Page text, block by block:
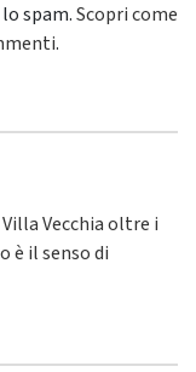
spam.Scopri come
.
Vecchia oltre i
è il senso di